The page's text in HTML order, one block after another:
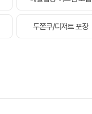
두쫀쿠/디저트 포장